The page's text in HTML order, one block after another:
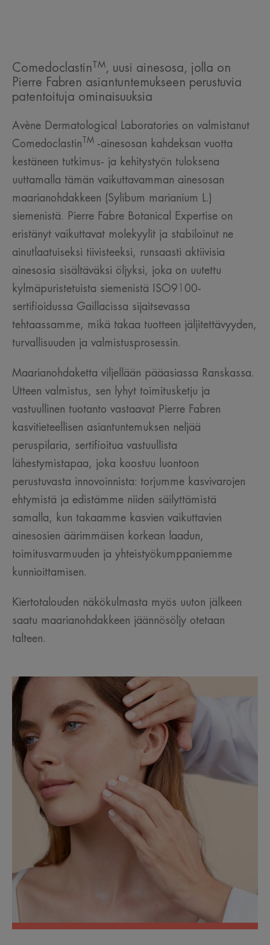
ComedoclastinTM , uusi ainesosa, jolla on
Pierre Fabren asiantuntemukseen perustuvia
patentoituja ominaisuuksia
Avène Dermatological Laboratories on valmistanut
Comedoclastin TM -ainesosan kahdeksan vuotta
kestäneen tutkimus- ja kehitystyön tuloksena
uuttamalla tämän vaikuttavamman ainesosan
maarianohdakkeen (Sylibum marianium L.)
siemenistä. Pierre Fabre Botanical Expertise on
eristänyt vaikuttavat molekyylit ja stabiloinut ne
ainutlaatuiseksi tiivisteeksi, runsaasti aktiivisia
ainesosia sisältäväksi öljyksi, joka on uutettu
kylmäpuristetuista siemenistä ISO9100-
sertifioidussa Gaillacissa sijaitsevassa
tehtaassamme, mikä takaa tuotteen jäljitettävyyden,
turvallisuuden ja valmistusprosessin.
Maarianohdaketta viljellään pääasiassa Ranskassa.
Utteen valmistus, sen lyhyt toimitusketju ja
vastuullinen tuotanto vastaavat Pierre Fabren
kasvitieteellisen asiantuntemuksen neljää
peruspilaria, sertifioitua vastuullista
lähestymistapaa, joka koostuu luontoon
perustuvasta innovoinnista: torjumme kasvivarojen
ehtymistä ja edistämme niiden säilyttämistä
samalla, kun takaamme kasvien vaikuttavien
ainesosien äärimmäisen korkean laadun,
toimitusvarmuuden ja yhteistyökumppaniemme
kunnioittamisen.
Kiertotalouden näkökulmasta myös uuton jälkeen
saatu maarianohdakkeen jäännösöljy otetaan
talteen.